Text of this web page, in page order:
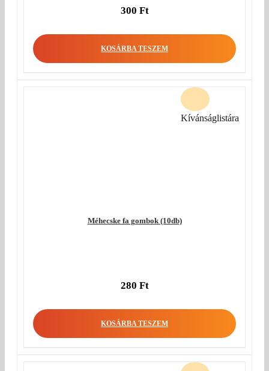
300 Ft
KOSÁRBA TESZEM
Méhecske fa gombok (10db)
280 Ft
KOSÁRBA TESZEM
Kívánságlistára